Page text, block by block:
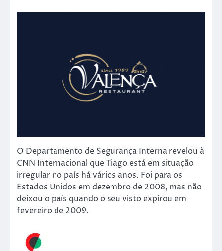
O Departamento de Segurança Interna revelou à
CNN Internacional que Tiago está em situação
irregular no país há vários anos. Foi para os
Estados Unidos em dezembro de 2008, mas não
deixou o país quando o seu visto expirou em
fevereiro de 2009.